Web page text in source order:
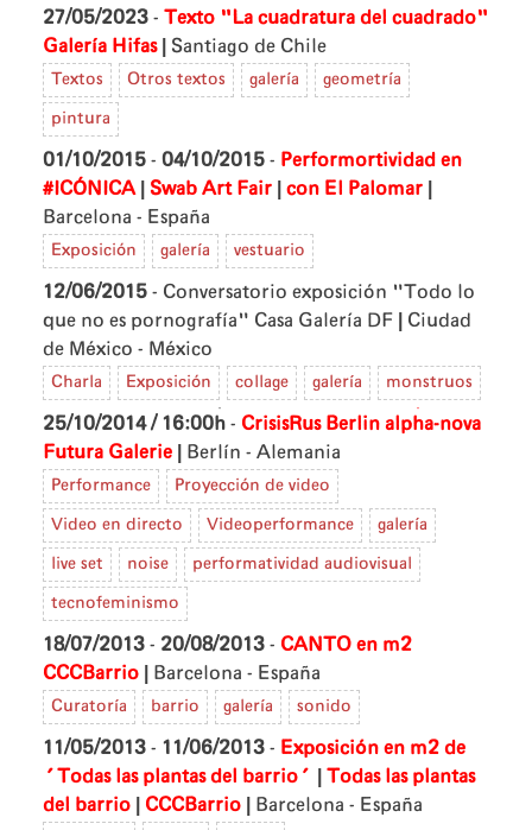
27/05/2023 - Texto "La cuadratura del cuadrado"
Galería Hifas
Santiago de Chile
Textos Otros textos galería geometría
pintura
01/10/2015 - 04/10/2015 - Performortividad en
#ICÓNICA
Swab Art Fair con El Palomar
Barcelona - España
Exposición galería vestuario
12/06/2015 - Conversatorio exposición "Todo lo
que no es pornografía" Casa Galería DF
Ciudad
de México - México
Charla Exposición collage galería monstruos
25/10/2014 / 16:00h - CrisisRus Berlin alpha-nova
Futura Galerie
Berlín - Alemania
Performance Proyección de video
Video en directo Videoperformance galería
live set noise performatividad audiovisual
tecnofeminismo
18/07/2013 - 20/08/2013 - CANTO en m2
CCCBarrio
Barcelona - España
Curatoría barrio galería sonido
11/05/2013 - 11/06/2013 - Exposición en m2 de
'Todas las plantas del barrio'
Todas las plantas
del barrio
CCCBarrio Barcelona - España